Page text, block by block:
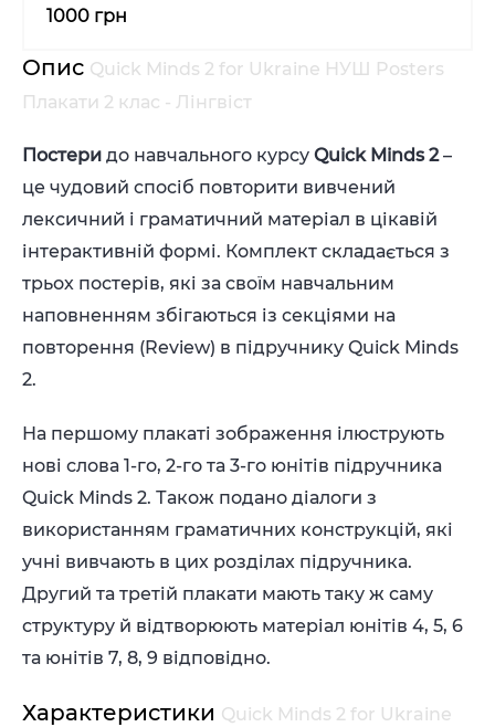
1000 грн
Опис Quick Minds 2 for Ukraine НУШ Posters
Плакати 2 клас - Лінгвіст
Постери до навчального курсу Quick Minds 2–
це чудовий спосіб повторити вивчений
лексичний і граматичний матеріал в цікавій
інтерактивній формі. Комплект складається з
трьох постерів, які за своїм навчальним
наповненням збігаються із секціями на
повторення (Review) в підручнику Quick Minds
2.
На першому плакаті зображення ілюструють
нові слова 1-го, 2-го та 3-го юнітів підручника
Quick Minds 2. Також подано діалоги з
використанням граматичних конструкцій, які
учні вивчають в цих розділах підручника.
Другий та третій плакати мають таку ж саму
структуру й відтворюють матеріал юнітів 4, 5, 6
та юнітів 7, 8, 9 відповідно.
Характеристики Quick Minds 2 for Ukraine